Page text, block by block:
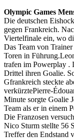
Olympic Games
Die deutschen
gegen Frankreich.
Viertelfinale ein, wo
Das Team von
Toren in
trafen im Powerplay .
Drittel ihren Goalie.
Gfrankreich steckte
verkürztePierre-
Minute sorgte Goalie
Team als er in einem
Die Franzosen
Nico Sturm stellte 56
Treffer den Endstand